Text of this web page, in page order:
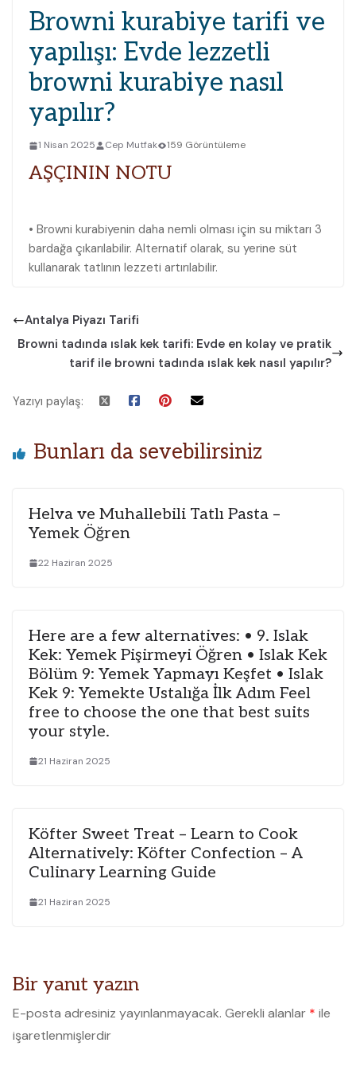
Browni kurabiye tarifi ve
yapılışı: Evde lezzetli
browni kurabiye nasıl
yapılır?
1 Nisan 2025 Cep Mutfak 159 Görüntüleme
AŞÇININ NOTU
• Browni kurabiyenin daha nemli olması için su miktarı 3
bardağa çıkarılabilir. Alternatif olarak, su yerine süt
kullanarak tatlının lezzeti artırılabilir.
Antalya Piyazı Tarifi
Browni tadında ıslak kek tarifi: Evde en kolay ve pratik
tarif ile browni tadında ıslak kek nasıl yapılır?
Yazıyı paylaş:
Bunları da sevebilirsiniz
Helva ve Muhallebili Tatlı Pasta –
Yemek Öğren
22 Haziran 2025
Here are a few alternatives: • 9. Islak
Kek: Yemek Pişirmeyi Öğren • Islak Kek
Bölüm 9: Yemek Yapmayı Keşfet • Islak
Kek 9: Yemekte Ustalığa İlk Adım Feel
free to choose the one that best suits
your style.
21 Haziran 2025
Köfter Sweet Treat – Learn to Cook
Alternatively: Köfter Confection – A
Culinary Learning Guide
21 Haziran 2025
Bir yanıt yazın
E-posta adresiniz yayınlanmayacak. Gerekli alanlar * ile
işaretlenmişlerdir